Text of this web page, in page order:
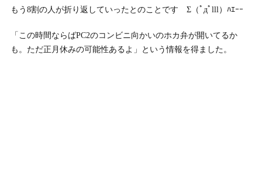
もう8割の人が折り返していったとのことです Σ（ﾟдﾟlll）ﾊｴｰｰ
「この時間ならばPC2のコンビニ向かいのホカ弁が開いてるか
も。ただ正月休みの可能性あるよ」という情報を得ました。